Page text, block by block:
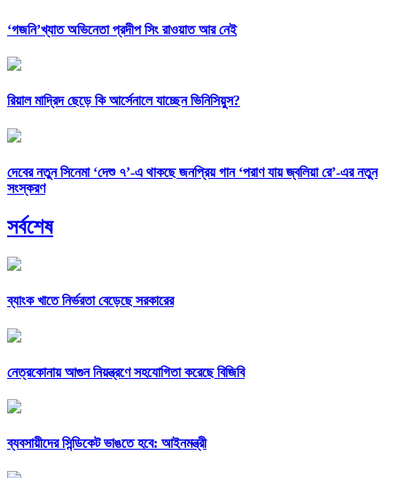
‘গজনি’খ্যাত অভিনেতা প্রদীপ সিং রাওয়াত আর নেই
রিয়াল মাদ্রিদ ছেড়ে কি আর্সেনালে যাচ্ছেন ভিনিসিয়ুস?
দেবের নতুন সিনেমা ‘দেশু ৭’-এ থাকছে জনপ্রিয় গান ‘পরাণ যায় জ্বলিয়া রে’-এর নতুন
সংস্করণ
সর্বশেষ
ব্যাংক খাতে নির্ভরতা বেড়েছে সরকারের
নেত্রকোনায় আগুন নিয়ন্ত্রণে সহযোগিতা করেছে বিজিবি
ব্যবসায়ীদের সিন্ডিকেট ভাঙতে হবে: আইনমন্ত্রী